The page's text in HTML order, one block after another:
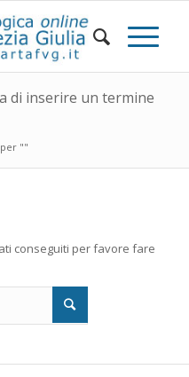
di inserire un termine
""
conseguiti per favore fare